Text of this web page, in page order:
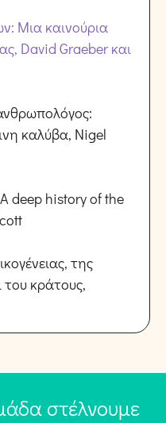
Μια καινούρια
David Graeber και
καλύβα, Nigel
deep history of the
της
του κράτους,
στέλνουμε